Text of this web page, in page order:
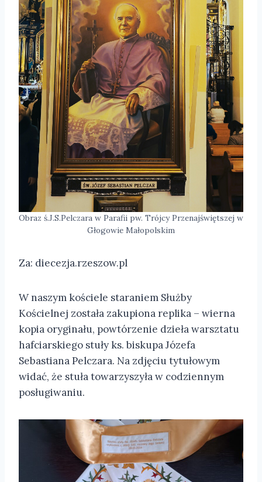
Obraz ś.J.S.Pelczara w Parafii pw. Trójcy Przenajświętszej w
Głogowie Małopolskim
Za: diecezja.rzeszow.pl
W naszym kościele staraniem Służby
Kościelnej została zakupiona replika – wierna
kopia oryginału, powtórzenie dzieła warsztatu
hafciarskiego stuły ks. biskupa Józefa
Sebastiana Pelczara. Na zdjęciu tytułowym
widać, że stuła towarzyszyła w codziennym
posługiwaniu.